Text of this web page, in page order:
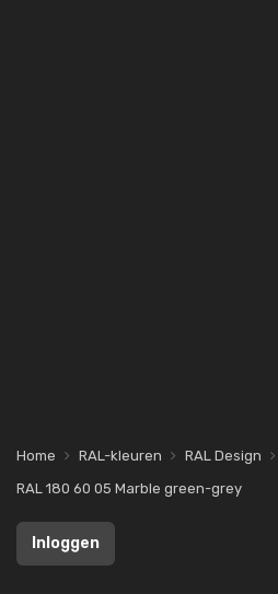
Home RAL-kleuren RAL Design
RAL 180 60 05 Marble green-grey
Inloggen